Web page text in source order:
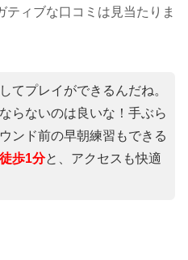
ィブな口コミは見当たりま
てプレイができるんだね。
らないのは良いな！手ぶら
ンド前の早朝練習もできる
歩1分と、アクセスも快適